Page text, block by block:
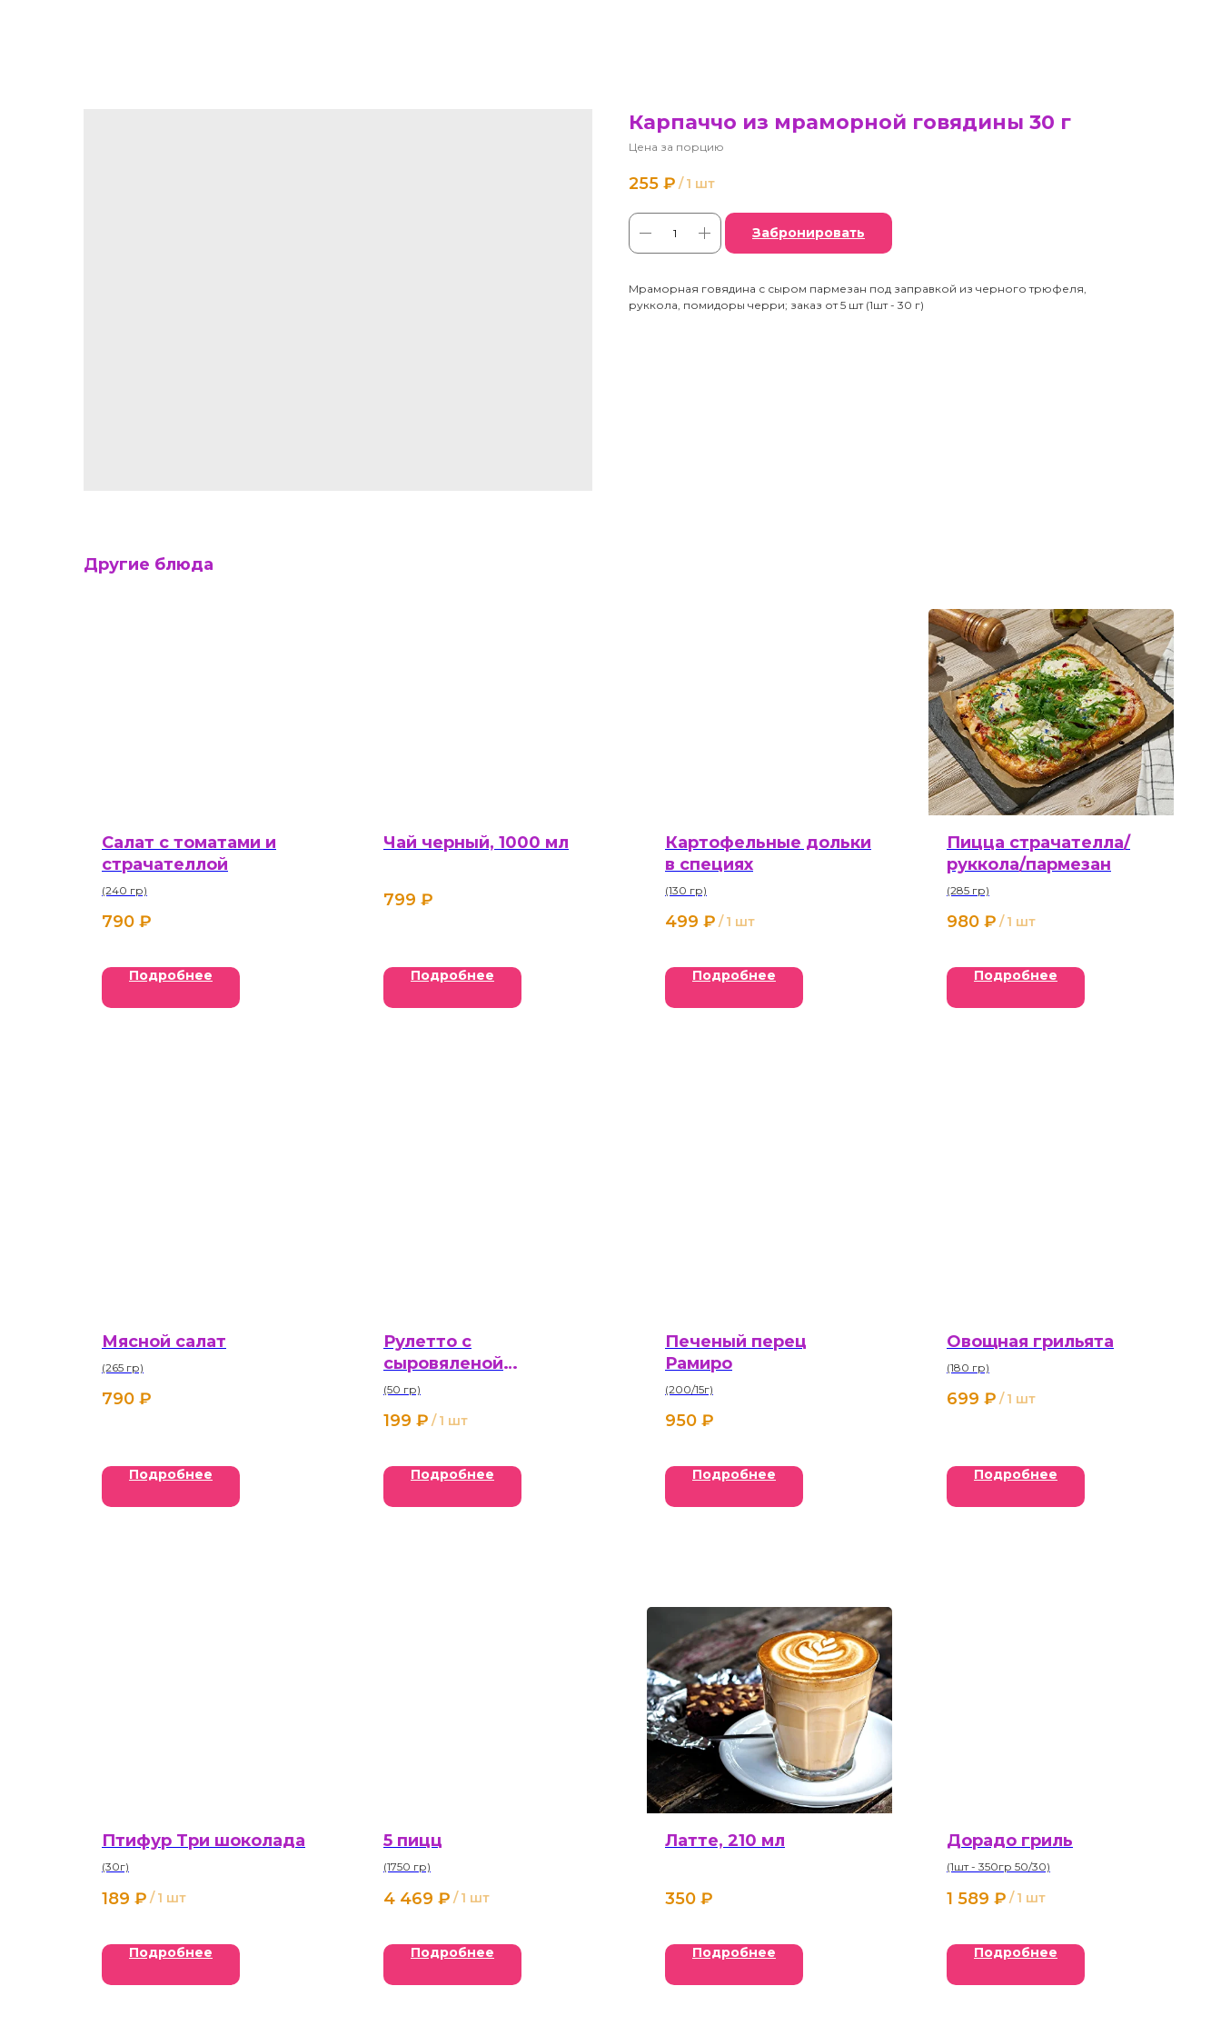
Карпаччо из мраморной говядины 30 г
Цена за порцию
255 ₽ / 1 шт
Забронировать
Мраморная говядина с сыром пармезан под заправкой из черного трюфеля,
руккола, помидоры черри; заказ от 5 шт (1шт - 30 г)
Другие блюда
Салат с томатами и
страчателлой
(240 гр)
790 ₽
Подробнее
Чай черный, 1000 мл
799 ₽
Подробнее
Картофельные дольки
в специях
(130 гр)
499 ₽ / 1 шт
Подробнее
Пицца страчателла/
руккола/пармезан
(285 гр)
980 ₽ / 1 шт
Подробнее
Мясной салат
(265 гр)
790 ₽
Подробнее
Рулетто с
сыровяленой
говядиной 50 г
(50 гр)
199 ₽ / 1 шт
Подробнее
Печеный перец
Рамиро
(200/15г)
950 ₽
Подробнее
Овощная грильята
(180 гр)
699 ₽ / 1 шт
Подробнее
Птифур Три шоколада
(30г)
189 ₽ / 1 шт
Подробнее
5 пицц
(1750 гр)
4 469 ₽ / 1 шт
Подробнее
Латте, 210 мл
350 ₽
Подробнее
Дорадо гриль
(1шт - 350гр 50/30)
1 589 ₽ / 1 шт
Подробнее